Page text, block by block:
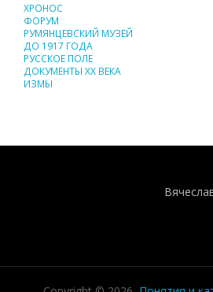
ХРОНОС
ФОРУМ
РУМЯНЦЕВСКИЙ МУЗЕЙ
ДО 1917 ГОДА
РУССКОЕ ПОЛЕ
ДОКУМЕНТЫ XX ВЕКА
ИЗМЫ